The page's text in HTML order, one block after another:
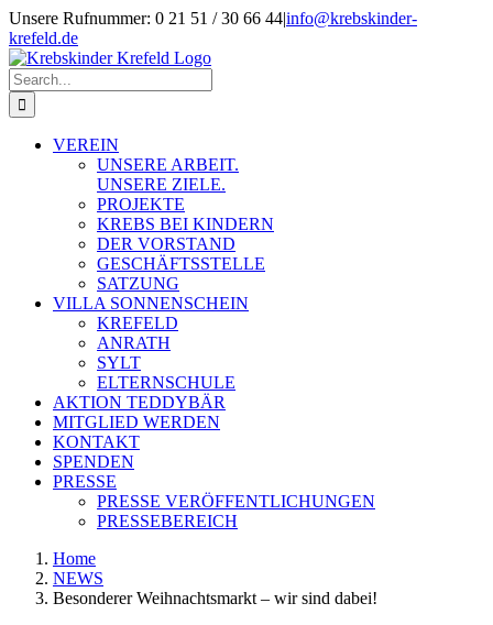
Skip
to
content
Unsere Rufnummer: 0 21 51 / 30 66 44|info@krebskinder-
krefeld.de
Facebook
Instagram
Search
for:
VEREIN
UNSERE ARBEIT.
UNSERE ZIELE.
PROJEKTE
KREBS BEI KINDERN
DER VORSTAND
GESCHÄFTSSTELLE
SATZUNG
VILLA SONNENSCHEIN
KREFELD
ANRATH
SYLT
ELTERNSCHULE
AKTION TEDDYBÄR
MITGLIED WERDEN
KONTAKT
SPENDEN
PRESSE
PRESSE VERÖFFENTLICHUNGEN
PRESSEBEREICH
Home
NEWS
Besonderer Weihnachtsmarkt – wir sind dabei!